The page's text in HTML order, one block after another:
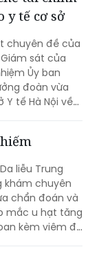
chuyên đề của
sát của
Ủy ban
đoàn vừa
tế Hà Nội về
của cử tri về
nâng cao
trạm y tế
(CQĐP2C)”.
liễu Trung
chuyên
chẩn đoán và
u hạt tăng
kèm viêm đa
– một bệnh lý
nhỏ và
thuốc lào